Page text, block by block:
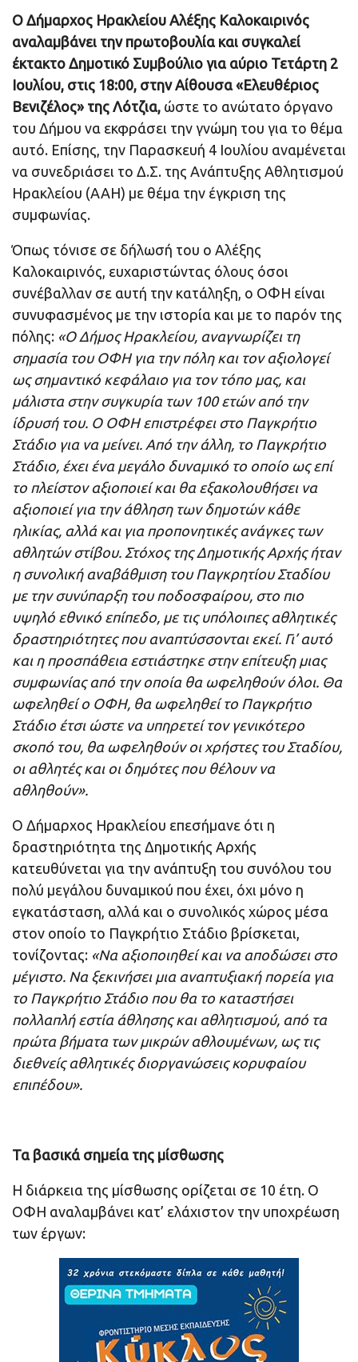
Ο Δήμαρχος Ηρακλείου Αλέξης Καλοκαιρινός
αναλαμβάνει την πρωτοβουλία και συγκαλεί
έκτακτο Δημοτικό Συμβούλιο για αύριο Τετάρτη 2
Ιουλίου, στις 18:00, στην Αίθουσα «Ελευθέριος
Βενιζέλος» της Λότζια, ώστε το ανώτατο όργανο
του Δήμου να εκφράσει την γνώμη του για το θέμα
αυτό. Επίσης, την Παρασκευή 4 Ιουλίου αναμένεται
να συνεδριάσει το Δ.Σ. της Ανάπτυξης Αθλητισμού
Ηρακλείου (ΑΑΗ) με θέμα την έγκριση της
συμφωνίας.
Όπως τόνισε σε δήλωσή του ο Αλέξης
Καλοκαιρινός, ευχαριστώντας όλους όσοι
συνέβαλλαν σε αυτή την κατάληξη, ο ΟΦΗ είναι
συνυφασμένος με την ιστορία και με το παρόν της
πόλης: «Ο Δήμος Ηρακλείου, αναγνωρίζει τη
σημασία του ΟΦΗ για την πόλη και τον αξιολογεί
ως σημαντικό κεφάλαιο για τον τόπο μας, και
μάλιστα στην συγκυρία των 100 ετών από την
ίδρυσή του. Ο ΟΦΗ επιστρέφει στο Παγκρήτιο
Στάδιο για να μείνει. Από την άλλη, το Παγκρήτιο
Στάδιο, έχει ένα μεγάλο δυναμικό το οποίο ως επί
το πλείστον αξιοποιεί και θα εξακολουθήσει να
αξιοποιεί για την άθληση των δημοτών κάθε
ηλικίας, αλλά και για προπονητικές ανάγκες των
αθλητών στίβου. Στόχος της Δημοτικής Αρχής ήταν
η συνολική αναβάθμιση του Παγκρητίου Σταδίου
με την συνύπαρξη του ποδοσφαίρου, στο πιο
υψηλό εθνικό επίπεδο, με τις υπόλοιπες αθλητικές
δραστηριότητες που αναπτύσσονται εκεί. Γι’ αυτό
και η προσπάθεια εστιάστηκε στην επίτευξη μιας
συμφωνίας από την οποία θα ωφεληθούν όλοι. Θα
ωφεληθεί ο ΟΦΗ, θα ωφεληθεί το Παγκρήτιο
Στάδιο έτσι ώστε να υπηρετεί τον γενικότερο
σκοπό του, θα ωφεληθούν οι χρήστες του Σταδίου,
οι αθλητές και οι δημότες που θέλουν να
αθληθούν».
Ο Δήμαρχος Ηρακλείου επεσήμανε ότι η
δραστηριότητα της Δημοτικής Αρχής
κατευθύνεται για την ανάπτυξη του συνόλου του
πολύ μεγάλου δυναμικού που έχει, όχι μόνο η
εγκατάσταση, αλλά και ο συνολικός χώρος μέσα
στον οποίο το Παγκρήτιο Στάδιο βρίσκεται,
τονίζοντας: «Να αξιοποιηθεί και να αποδώσει στο
μέγιστο. Να ξεκινήσει μια αναπτυξιακή πορεία για
το Παγκρήτιο Στάδιο που θα το καταστήσει
πολλαπλή εστία άθλησης και αθλητισμού, από τα
πρώτα βήματα των μικρών αθλουμένων, ως τις
διεθνείς αθλητικές διοργανώσεις κορυφαίου
επιπέδου».
Τα βασικά σημεία της μίσθωσης
Η διάρκεια της μίσθωσης ορίζεται σε 10 έτη. Ο
ΟΦΗ αναλαμβάνει κατ’ ελάχιστον την υποχρέωση
των έργων: